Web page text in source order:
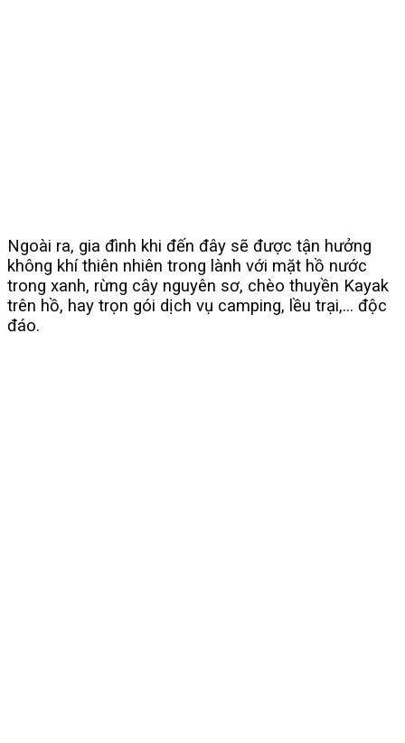
Ngoài ra, gia đình khi đến đây sẽ được tận hưởng
không khí thiên nhiên trong lành với mặt hồ nước
trong xanh, rừng cây nguyên sơ, chèo thuyền Kayak
trên hồ, hay trọn gói dịch vụ camping, lều trại,… độc
đáo.